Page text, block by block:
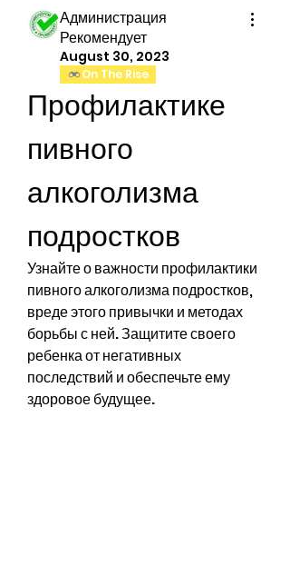
Администрация
Рекомендует
August 30, 2023
On The Rise
Профилактике
пивного
алкоголизма
подростков
Узнайте о важности профилактики
пивного алкоголизма подростков,
вреде этого привычки и методах
борьбы с ней. Защитите своего
ребенка от негативных
последствий и обеспечьте ему
здоровое будущее.